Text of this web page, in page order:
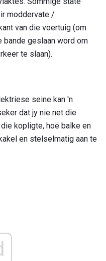
moddervate /
van die voertuig (om
bande geslaan word om
te slaan).
seine kan 'n
dat jy nie net die
kopligte, hoë balke en
en stelselmatig aan te